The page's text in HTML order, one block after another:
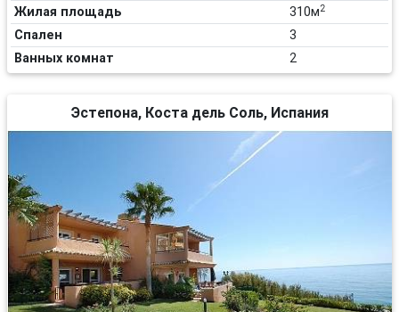
Жилая площадь 310м2
Спален
3
Ванных комнат
2
Эстепона, Коста дель Соль, Испания